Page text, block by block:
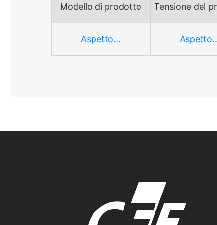
Modello di prodotto Tensione del
Aspetto...